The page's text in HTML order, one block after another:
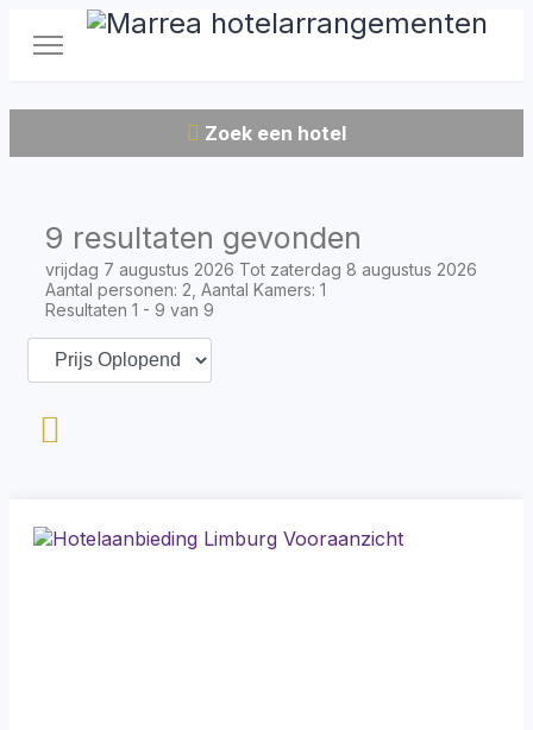
Zoek een hotel
9 resultaten gevonden
vrijdag 7 augustus 2026 Tot zaterdag 8 augustus 2026
Aantal personen: 2, Aantal Kamers: 1
Resultaten 1 - 9 van 9